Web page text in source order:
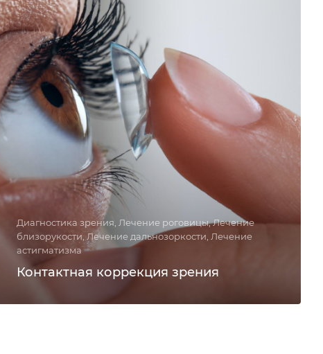
Диагностика зрения, Лечение роговицы, Лечение
близорукости, Лечение дальнозоркости, Лечение
астигматизма
Контактная коррекция зрения